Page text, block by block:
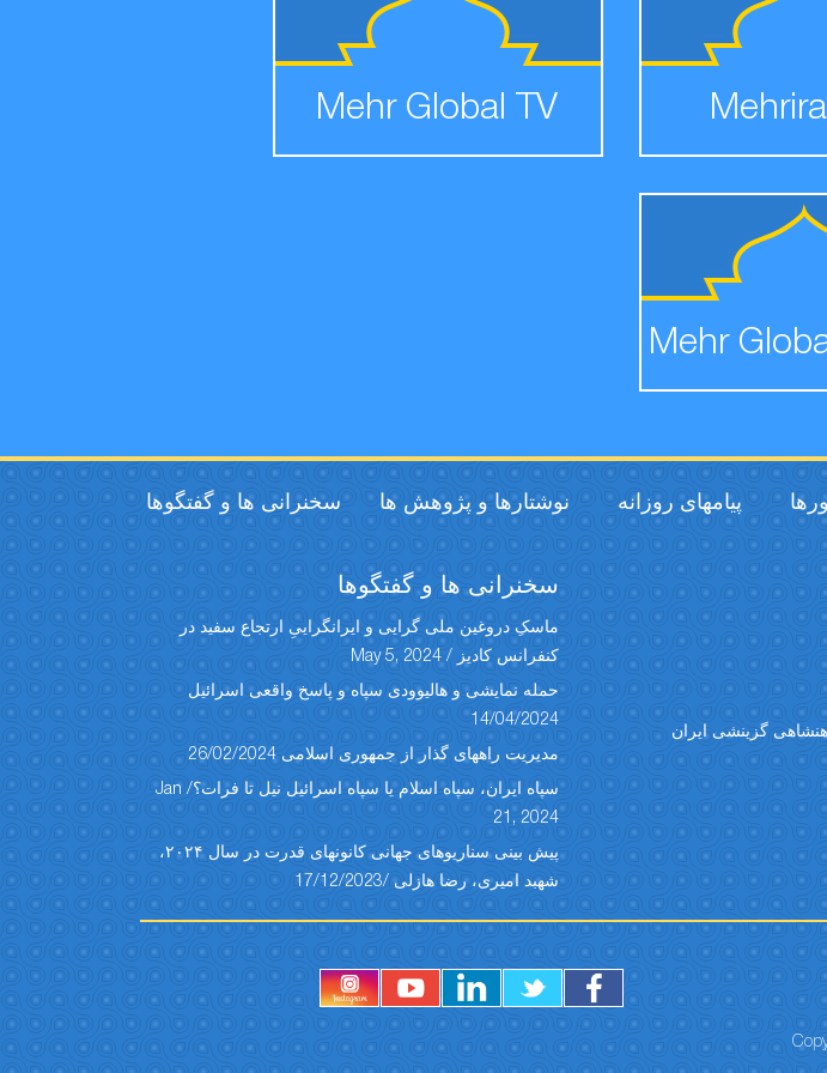
Mehr Global TV
Mehr
پیامهای روزانه نوشتارها و پژوهش ها سخنرانی ها و گفتگوها
گزینشی ایران
سخنرانی ها و گفتگوها
ماسکِ دروغین ملی گرایی و ایرانگراییِ ارتجاع سفید در
کنفرانس کادیز / May 5, 2024
حمله نمایشی و هالیوودی سپاه و پاسخ واقعی اسرائیل
14/04/2024
مدیریت راههای گذار از جمهوری اسلامی 26/02/2024
سپاه ایران، سپاه اسلام یا سپاه اسرائیل نیل تا فرات؟/ Jan
21, 2024
پیش بینی سناریوهای جهانی کانونهای قدرت در سال ۲۰۲۴،
شهبد امیری، رضا هازلی /17/12/2023